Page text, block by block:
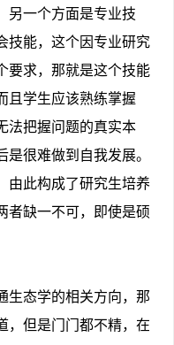
另一个方面是专业技
技能，这个因专业研究
要求，那就是这个技能
且学生应该熟练掌握
法把握问题的真实本
很难做到自我发展。
由此构成了研究生培养
者缺一不可，即使是硕
生态学的相关方向，那
，但是门门都不精，在